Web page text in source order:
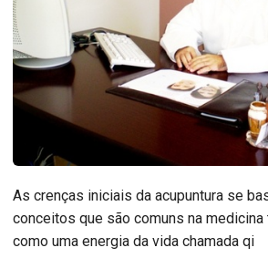
As crenças iniciais da acupuntura se
conceitos que são comuns na
como uma energia da vida chamada qi